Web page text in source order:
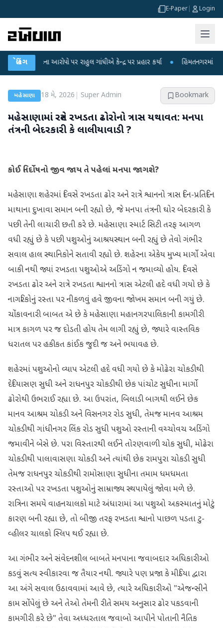
E-Paper Login
બ્રેકિંગ
લીકના આરોપો પર રાહુલ ગાંધીએ કેન્દ્ર પર પ્રહાર કર્યા ● હિંમતનગરમાં રહસ્યમય
મહેસાણા 18 મે, 2026 Super Admin Bookmark
મહેસાણામાં રસ્તે રખડતા ઢોરોનો ત્રાસ યથાવત: મનપા
તંત્રની બેદરકારી કે લાલીયાવાડી ?
કોઈ નિર્દોષનો જીવ જાય તે પહેલાં મનપા જાગશે?
મહેસાણા શહેરમાં દિવસે રખડતા ઢોર અને રાત્રે શ્વાનનો ત્રાસ દિન-પ્રતિદિન
માથાના દુખાવા સમાન બની રહ્યો છે, જે મનપા તંત્રની ઘોર બેદરકારી કે
પછી તેની લાચારી છતી કરે છે. મહેસાણા સ્માર્ટ સિટી તરફ આગળ
વધી રહ્યું છે કે પછી પશુઓનું આશ્રયસ્થાન બની રહ્યું છે તેવો ગંભીર
સવાલ હાલ સ્થાનિકોને સતાવી રહ્યો છે. શહેરના એકેય મુખ્ય માર્ગો એવા
બાકી નથી જ્યાં રખડતા પશુઓએ અડિંગો ન જમાવ્યો હોય. દિવસે
રખડતા ઢોર અને રાત્રે રખડતા શ્વાનનો ત્રાસ એટલી હદે વધી ગયો છે કે
નાગરિકોનું રસ્તા પર નીકળવું હવે જીવના જોખમ સમાન બની ગયું છે.
ચોંકાવનારી બાબત એ છે કે મહેસાણા મહાનગરપાલિકાની કામગીરી
માત્ર કાગળ પર જ દોડતી હોય તેમ લાગી રહ્યું છે, જ્યારે વાસ્તવિક
ધરાતલ પર હકીકત કાંઈક જુદી જ અને ભયાવહ છે.
શહેરમાં પશુઓનો વ્યાપ એટલી હદે વધી ગયો છે કે મોઢેરા ચોકડીથી
દેદિયાસણ સુધી અને રાધનપુર ચોકડીથી છેક પાંચોટ સુધીના માર્ગો
ઢોરોથી ઉભરાઈ રહ્યા છે. આ ઉપરાંત, બિલાડી બાગથી લઈને છેક
માનવ આશ્રમ ચોકડી અને વિસનગર રોડ સુધી, તેમજ માનવ આશ્રમ
ચોકડીથી ગાંધીનગર લિંક રોડ સુધી પશુઓ રસ્તાની વચ્ચોવચ અડિંગો
જમાવીને બેસે છે. પરા વિસ્તારથી લઈને તોરણવાળી ચોક સુધી, મોઢેરા
ચોકડીથી પાલાવાસણા ચોકડી અને ત્યાંથી છેક રામપુરા ચોકડી સુધી
તેમજ રાધનપુર ચોકડીથી રામોસાણા સુધીના તમામ ધમધમતા
રસ્તાઓ પર રખડતા પશુઓનું સામ્રાજ્ય સ્થપાયેલું જોવા મળે છે.
રાત્રિના સમયે વાહનચાલકો માટે અંધારામાં આ પશુઓ અકસ્માતનું મોટું
કારણ બની રહ્યા છે, તો બીજી તરફ રખડતા શ્વાનો પાછળ પડતા ટુ-
વ્હીલર ચાલકો સ્લિપ થઈ રહ્યા છે.
આ ગંભીર અને સંવેદનશીલ બાબતે મનપાના જવાબદાર અધિકારીઓ
કડવું સત્ય સ્વીકારવા જ તૈયાર નથી. જ્યારે પણ પ્રજા કે મીડિયા દ્વારા
આ અંગે સવાલ ઉઠાવવામાં આવે છે, ત્યારે અધિકારીઓ "એજન્સીને
કામ સોંપેલું છે અને તેઓ તેમની રીતે સમય અનુસાર ઢોર પકડવાની
કામગીરી કરે છે" તેવા અધ્ધરતાલ જવાબો આપીને પોતાની નૈતિક